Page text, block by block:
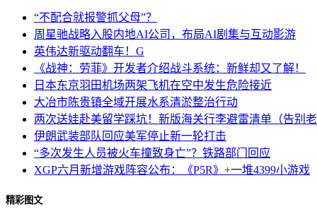
“不配合就报警抓父母”？
周星驰战略入股内地AI公司，布局AI剧集与互动影游
英伟达新驱动翻车！G
《战神：劳菲》开发者介绍战斗系统：新鲜却又了解！
日本东京羽田机场两架飞机在空中发生危险接近
大冶市陈贵镇全域开展水系清淤整治行动
两次送娃赴美留学踩坑！新版海关行李避雷清单（告别老
伊朗武装部队回应美军停止新一轮打击
“多次发生人员被火车撞致身亡”？铁路部门回应
XGP六月新增游戏阵容公布：《P5R》+一堆4399小游戏
精彩图文